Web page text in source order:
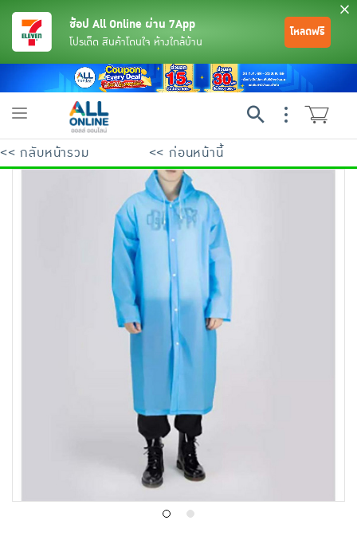
ช้อป All Online ผ่าน 7App
โปรเด็ด สินค้าโดนใจ ห้างใกล้บ้าน
โหลดฟรี
Toggle
<< กลับหน้ารวม << ก่อนหน้านี้